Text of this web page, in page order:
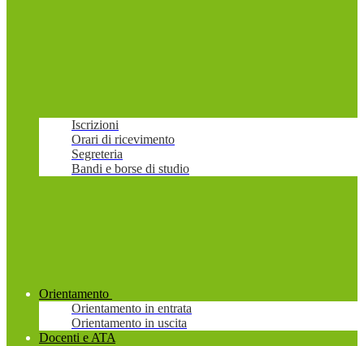
Iscrizioni
Orari di ricevimento
Segreteria
Bandi e borse di studio
Orientamento
Orientamento in entrata
Orientamento in uscita
Docenti e ATA